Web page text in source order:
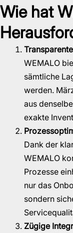
Wie hat
WEMALO
sämtliche
werden.
aus
exakte
Dank der
WEMALO
Prozesse
nur das
sondern
Zügige